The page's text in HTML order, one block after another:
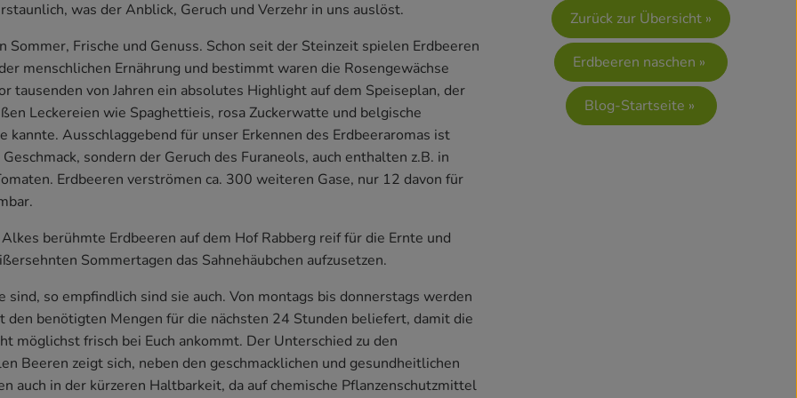
was der Anblick, Geruch und Verzehr in uns auslöst.
Sommer, Frische und Genuss. Schon seit der Steinzeit spielen Erdbeeren
menschlichen Ernährung und bestimmt waren die Rosengewächse
tausenden von Jahren ein absolutes Highlight auf dem Speiseplan, der
Leckereien wie Spaghettieis, rosa Zuckerwatte und belgische
kannte. Ausschlaggebend für unser Erkennen des Erdbeeraromas ist
sondern der Geruch des Furaneols, auch enthalten z.B. in
Erdbeeren verströmen ca. 300 weiteren Gase, nur 12 davon für
berühmte Erdbeeren auf dem Hof Rabberg reif für die Ernte und
Sommertagen das Sahnehäubchen aufzusetzen.
sind, so empfindlich sind sie auch. Von montags bis donnerstags werden
den benötigten Mengen für die nächsten 24 Stunden beliefert, damit die
möglichst frisch bei Euch ankommt. Der Unterschied zu den
Beeren zeigt sich, neben den geschmacklichen und gesundheitlichen
auch in der kürzeren Haltbarkeit, da auf chemische Pflanzenschutzmittel
Zurück zur Übersicht »
Erdbeeren naschen »
Blog-Startseite »